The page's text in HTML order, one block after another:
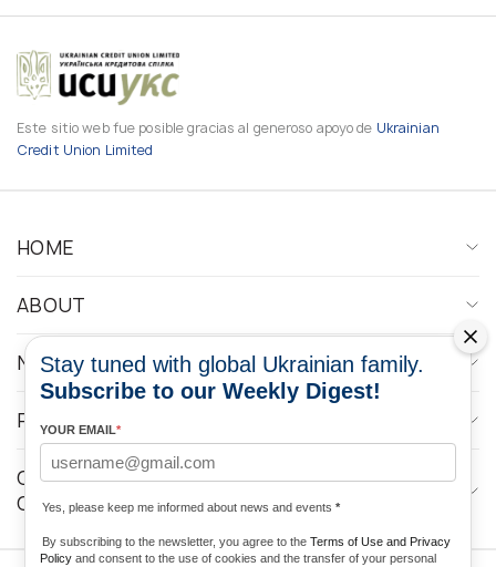
Este sitio web fue posible gracias al generoso apoyo de Ukrainian
Credit Union Limited
HOME
ABOUT
NEWS
PROGRAMS
CONTACTOS DE LOS MEDIOS DE
COMUNICACIÓN
Stay tuned with global Ukrainian family.
Subscribe to our Weekly Digest!
YOUR EMAIL*
Yes, please keep me informed about news and events *
By subscribing to the newsletter, you agree to the Terms of Use and Privacy
Policy and consent to the use of cookies and the transfer of your personal